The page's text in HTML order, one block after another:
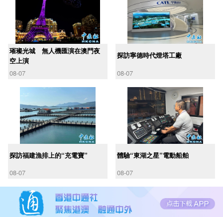
璀璨光城 無人機匯演在澳門夜
空上演
08-07
探訪寧德時代燈塔工廠
08-07
探訪福建漁排上的“充電寶”
08-07
體驗“東湖之星”電動船舶
08-07